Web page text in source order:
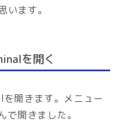
ます。
を開く
開きます。メニュー
開きました。